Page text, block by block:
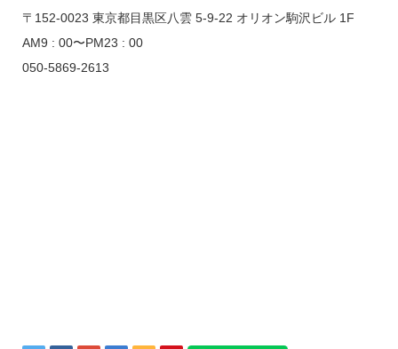
〒152-0023 東京都目黒区八雲 5-9-22 オリオン駒沢ビル 1F
AM9 : 00〜PM23 : 00
050-5869-2613